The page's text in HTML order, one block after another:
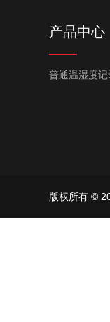
产品中心
普通温湿度记
版权所有 ©